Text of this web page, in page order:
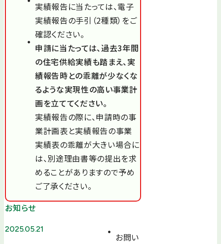
実績報告に当たっては、電子
実績報告の手引（2種類）をご
確認ください。
申請に当たっては、過去3年間
の住宅供給実績も踏まえ、実
績報告時との乖離が少なくな
るような実現性の高い事業計
画を立ててください。
実績報告の際に、申請時の事
業計画表と実績報告の事業
実績表の乖離が大きい場合に
は、別途理由書等の提出を求
めることがありますので予め
ご了承ください。
お知らせ
2025.05.21
お問い